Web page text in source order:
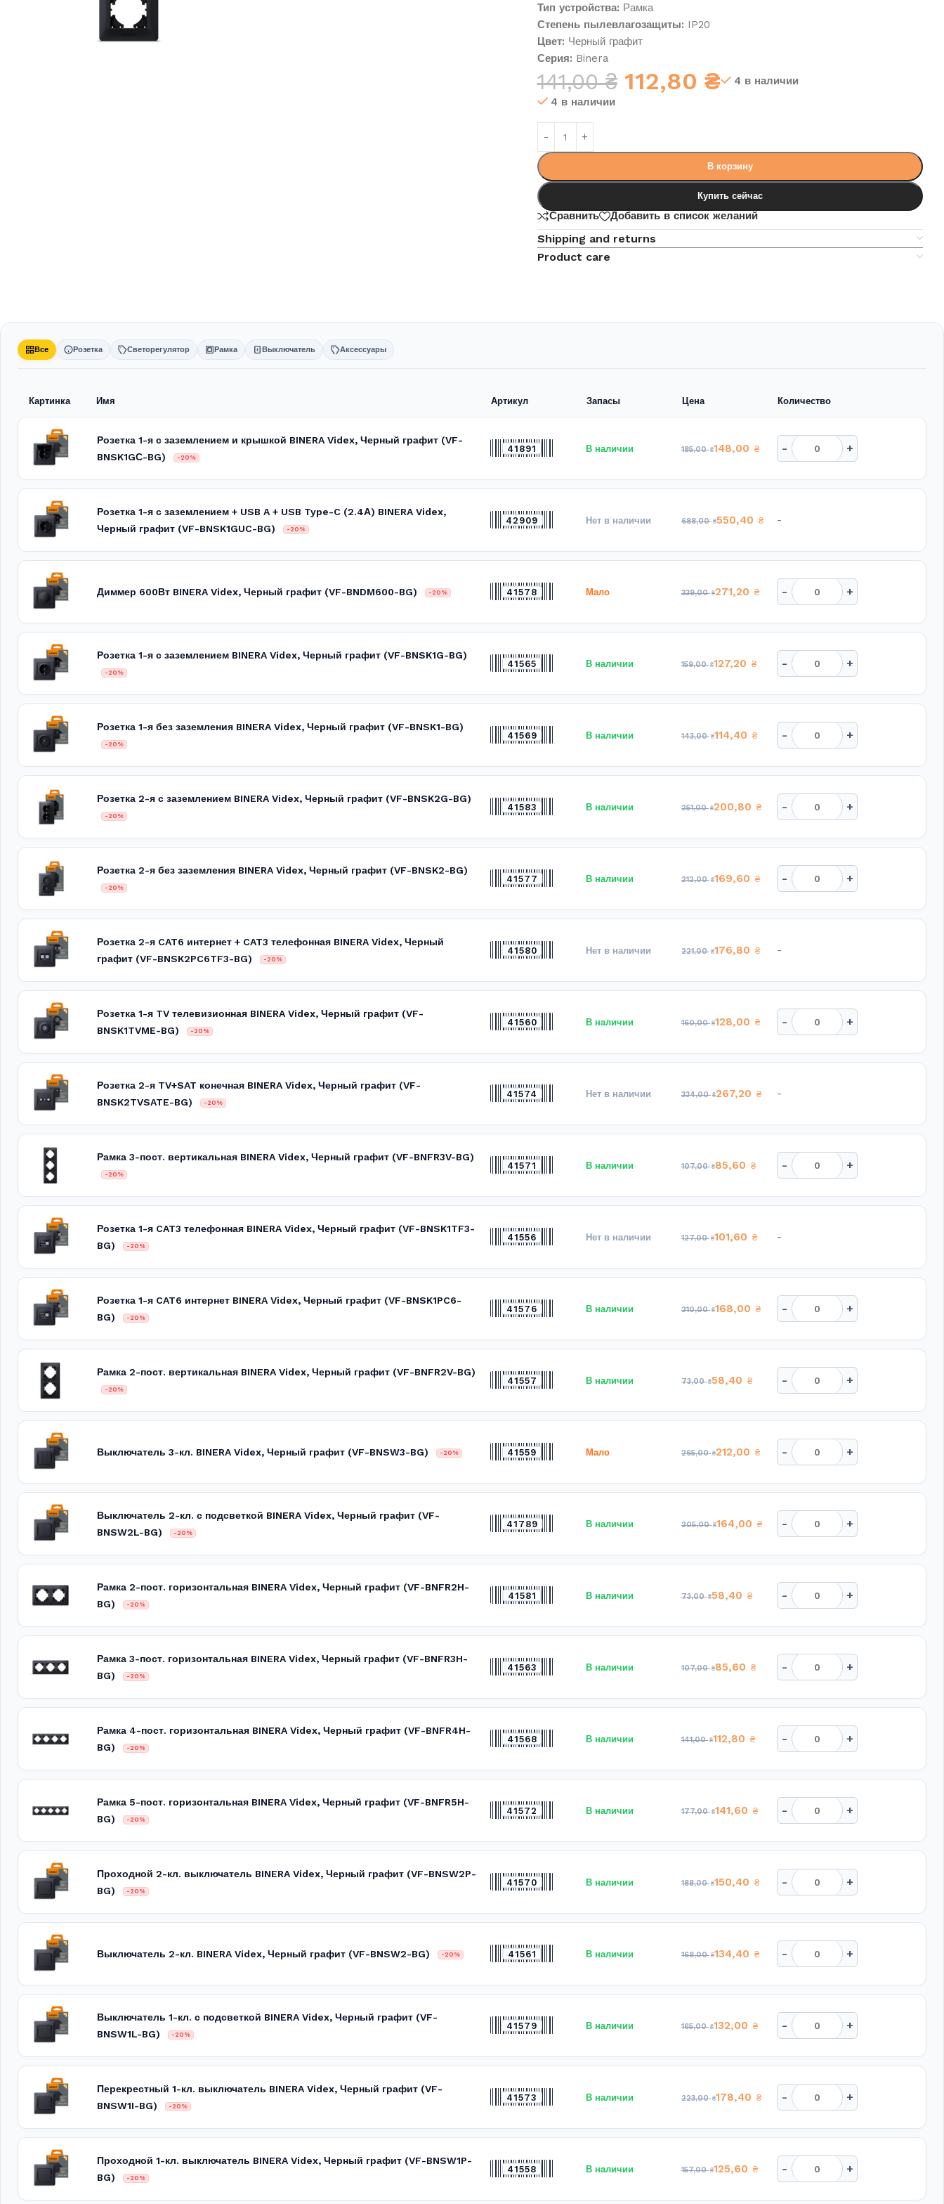
Тип устройства: Рамка
Степень пылевлагозащиты: IP20
Цвет: Черный графит
Серия: Binera
141,00₴ 112,80 ₴
4 в наличии
4 в наличии
В корзину
Купить сейчас
Сравнить Добавить в список желаний
Shipping and returns
Product care
Все Розетка Светорегулятор Рамка Выключатель Аксессуары
Картинка Имя Артикул Запасы Цена Количество
Розетка 1-я с заземлением и крышкой BINERA Videx, Черный графит (VF-
BNSK1GС-BG)
-20%
41891 В наличии 185,00₴148,00 ₴ - +
Розетка 1-я с заземлением + USB A + USB Type-C (2.4А) BINERA Videx,
Черный графит (VF-BNSK1GUC-BG)
-20%
42909 Нет в наличии 688,00₴550,40 ₴ -
Диммер 600Вт BINERA Videx, Черный графит (VF-BNDM600-BG) -20% 41578 Мало 339,00₴271,20 ₴ - +
Розетка 1-я с заземлением BINERA Videx, Черный графит (VF-BNSK1G-BG)
-20%
41565 В наличии 159,00₴127,20 ₴ - +
Розетка 1-я без заземления BINERA Videx, Черный графит (VF-BNSK1-BG)
-20%
41569 В наличии 143,00₴114,40 ₴ - +
Розетка 2-я с заземлением BINERA Videx, Черный графит (VF-BNSK2G-BG)
-20%
41583 В наличии 251,00₴200,80 ₴ - +
Розетка 2-я без заземления BINERA Videx, Черный графит (VF-BNSK2-BG)
-20%
41577 В наличии 212,00₴169,60 ₴ - +
Розетка 2-я CAT6 интернет + CAT3 телефонная BINERA Videx, Черный
графит (VF-BNSK2PC6TF3-BG)
-20%
41580 Нет в наличии 221,00₴176,80 ₴ -
Розетка 1-я TV телевизионная BINERA Videx, Черный графит (VF-
BNSK1TVME-BG)
-20%
41560 В наличии 160,00₴128,00 ₴ - +
Розетка 2-я TV+SAT конечная BINERA Videx, Черный графит (VF-
BNSK2TVSATE-BG)
-20%
41574 Нет в наличии 334,00₴267,20 ₴ -
Рамка 3-пост. вертикальная BINERA Videx, Черный графит (VF-BNFR3V-BG)
-20%
41571 В наличии 107,00₴85,60 ₴ - +
Розетка 1-я CAT3 телефонная BINERA Videx, Черный графит (VF-BNSK1TF3-
BG)
-20%
41556 Нет в наличии 127,00₴101,60 ₴ -
Розетка 1-я CAT6 интернет BINERA Videx, Черный графит (VF-BNSK1PC6-
BG)
-20%
41576 В наличии 210,00₴168,00 ₴ - +
Рамка 2-пост. вертикальная BINERA Videx, Черный графит (VF-BNFR2V-BG)
-20%
41557 В наличии 73,00₴58,40 ₴ - +
Выключатель 3-кл. BINERA Videx, Черный графит (VF-BNSW3-BG) -20% 41559 Мало 265,00₴212,00 ₴ - +
Выключатель 2-кл. с подсветкой BINERA Videx, Черный графит (VF-
BNSW2L-BG)
-20%
41789 В наличии 205,00₴164,00 ₴ - +
Рамка 2-пост. горизонтальная BINERA Videx, Черный графит (VF-BNFR2H-
BG)
-20%
41581 В наличии 73,00₴58,40 ₴ - +
Рамка 3-пост. горизонтальная BINERA Videx, Черный графит (VF-BNFR3H-
BG)
-20%
41563 В наличии 107,00₴85,60 ₴ - +
Рамка 4-пост. горизонтальная BINERA Videx, Черный графит (VF-BNFR4H-
BG)
-20%
41568 В наличии 141,00₴112,80 ₴ - +
Рамка 5-пост. горизонтальная BINERA Videx, Черный графит (VF-BNFR5H-
BG)
-20%
41572 В наличии 177,00₴141,60 ₴ - +
Проходной 2-кл. выключатель BINERA Videx, Черный графит (VF-BNSW2P-
BG)
-20%
41570 В наличии 188,00₴150,40 ₴ - +
Выключатель 2-кл. BINERA Videx, Черный графит (VF-BNSW2-BG) -20% 41561 В наличии 168,00₴134,40 ₴ - +
Выключатель 1-кл. с подсветкой BINERA Videx, Черный графит (VF-
BNSW1L-BG)
-20%
41579 В наличии 165,00₴132,00 ₴ - +
Перекрестный 1-кл. выключатель BINERA Videx, Черный графит (VF-
BNSW1I-BG)
-20%
41573 В наличии 223,00₴178,40 ₴ - +
Проходной 1-кл. выключатель BINERA Videx, Черный графит (VF-BNSW1P-
BG)
-20%
41558 В наличии 157,00₴125,60 ₴ - +